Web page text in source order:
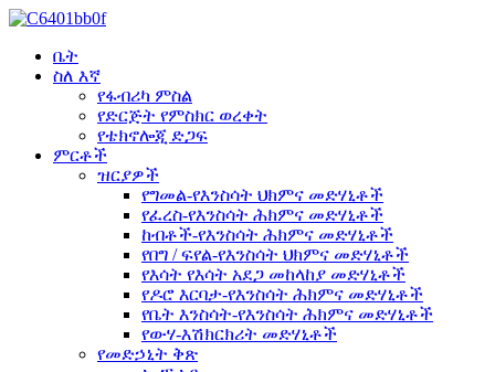
ቤት
ስለ እኛ
የፋብሪካ ምስል
የድርጅት የምስክር ወረቀት
የቴክኖሎጂ ድጋፍ
ምርቶች
ዝርያዎች
የግመል-የእንስሳት ህክምና መድሃኒቶች
የፈረስ-የእንስሳት ሕክምና መድሃኒቶች
ከብቶች-የእንስሳት ሕክምና መድሃኒቶች
የበግ / ፍየል-የእንስሳት ህክምና መድሃኒቶች
የእሳት የእሳት አደጋ መከላከያ መድሃኒቶች
የዶሮ እርባታ-የእንስሳት ሕክምና መድሃኒቶች
የቤት እንስሳት-የእንስሳት ሕክምና መድሃኒቶች
የውሃ-እሽክርክሪት መድሃኒቶች
የመድኃኒት ቅጽ